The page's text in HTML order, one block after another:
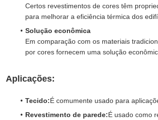
Certos revestimentos de cores têm
para melhorar a eficiência térmica dos
Solução econômica
Em comparação com os materiais
por cores fornecem uma solução
Aplicações:
Tecido:É comumente usado para
Revestimento de parede:É usado como